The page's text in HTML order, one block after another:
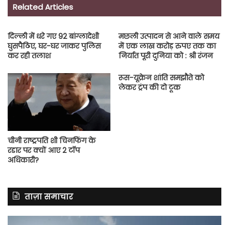
Related Articles
दिल्ली में धरे गए 92 बांग्लादेशी
घुसपैठिए, घर-घर जाकर पुलिस
कर रही तलाश
मछली उत्पादन से आने वाले समय
में एक लाख करोड़ रुपए तक का
निर्यात पूरी दुनिया को : श्री रंजन
चीनी राष्ट्रपति शी चिनफिंग के
रडार पर क्यों आए 2 टॉप
अधिकारी?
रूस-यूक्रेन शांति समझौते को
लेकर ट्रंप की दो टूक
ताज़ा समाचार